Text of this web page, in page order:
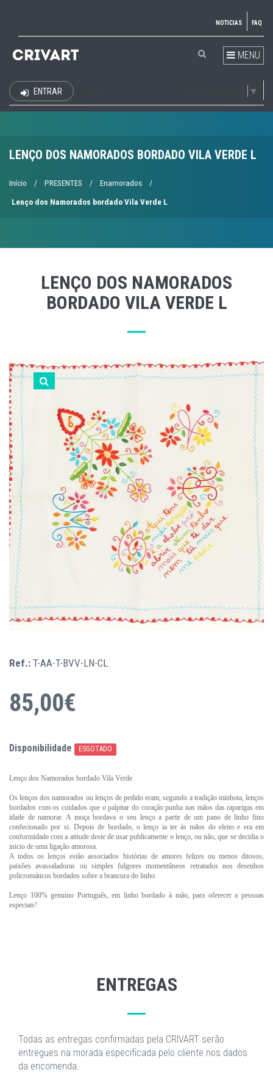
NOTICIAS FAQ
MENU
▼
ENTRAR
LENÇO DOS NAMORADOS BORDADO VILA VERDE L
Início / PRESENTES / Enamorados /
Lenço dos Namorados bordado Vila Verde L
LENÇO DOS NAMORADOS
BORDADO VILA VERDE L
Ref.: T-AA-T-BVV-LN-CL
85,00€
Disponibilidade ESGOTADO
Lenço dos Namorados bordado Vila Verde
Os lenços dos namorados ou lenços de pedido eram, segundo a tradição minhota, lenços
bordados com os cuidados que o palpitar do coração punha nas mãos das raparigas em
idade de namorar. A moça bordava o seu lenço a partir de um pano de linho fino
confecionado por si. Depois de bordado, o lenço ia ter às mãos do eleito e era em
conformidade com a atitude deste de usar publicamente o lenço, ou não, que se decidia o
inicio de uma ligação amorosa.
A todos os lenços estão associados histórias de amores felizes ou menos ditosos,
paixões avassaladoras ou simples fulgores momentâneos retratados nos desenhos
policromáticos bordados sobre a brancura do linho.
Lenço 100% genuino Português, em linho bordado à mão, para oferecer a pessoas
especiais!
ENTREGAS
Todas as entregas confirmadas pela CRIVART serão
entregues na morada especificada pelo cliente nos dados
da encomenda.